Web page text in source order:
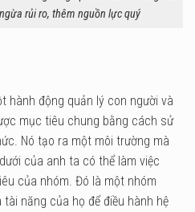
rủi ro, thêm nguồn lực quý
hành động quản lý con người và
mục tiêu chung bằng cách sử
Nó tạo ra một môi trường mà
của anh ta có thể làm việc
của nhóm. Đó là một nhóm
năng của họ để điều hành hệ